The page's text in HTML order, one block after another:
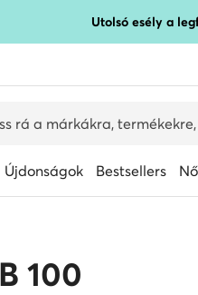
Utolsó esély a
Újdonságok Bestsellers
100